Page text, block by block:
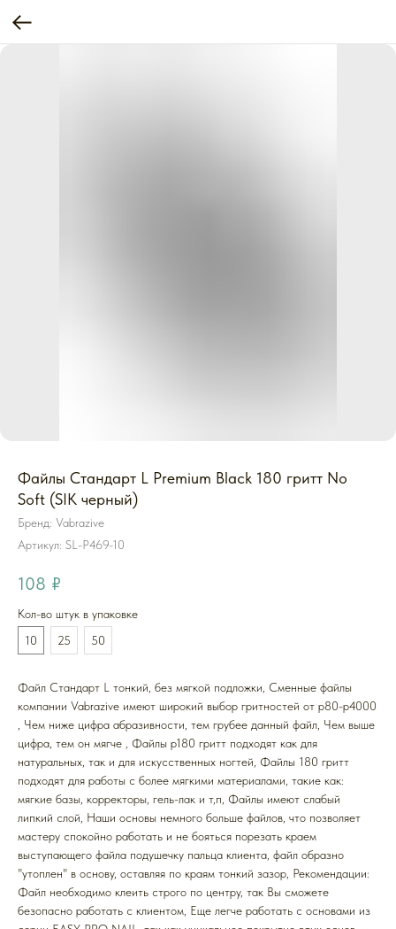
Файлы Стандарт L Premium Black 180 гритт No
Soft (SIK черный)
Бренд: Vabrazive
Артикул: SL-P469-10
108 ₽
Кол-во штук в упаковке
10
25 50
Файл Стандарт L тонкий, без мягкой подложки, Cменные файлы
компании Vabrazive имеют широкий выбор гритностей от р80-р4000
, Чем ниже цифра абразивности, тем грубее данный файл, Чем выше
цифра, тем он мягче , Файлы р180 гритт подходят как для
натуральных, так и для искусственных ногтей, Файлы 180 гритт
подходят для работы с более мягкими материалами, такие как:
мягкие базы, корректоры, гель-лак и т,п, Файлы имеют слабый
липкий слой, Наши основы немного больше файлов, что позволяет
мастеру спокойно работать и не бояться порезать краем
выступающего файла подушечку пальца клиента, файл образно
"утоплен" в основу, оставляя по краям тонкий зазор, Рекомендации:
Файл необходимо клеить строго по центру, так Вы сможете
безопасно работать с клиентом, Еще легче работать с основами из